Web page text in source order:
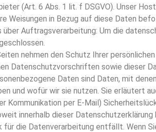
(Art. 6 Abs. 1 lit. f DSGVO). Unser
Weisungen in Bezug auf diese Daten
Auftragsverarbeitung: Um die
nehmen den Schutz Ihrer
Datenschutzvorschriften sowie dieser
Daten sind Daten, mit
und wofür wir sie nutzen. Sie erläutert
Kommunikation per E-Mail)
innerhalb dieser
die Datenverarbeitung entfällt. Wenn